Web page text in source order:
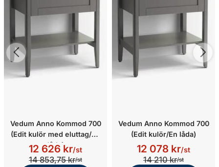
Vedum Anno Kommod 700
(Edit kulör med eluttag/En
låda)
12 626 kr/st
14 853,75 kr/st
Vedum Anno Kommod 700
(Edit kulör/En låda)
12 078 kr/st
14 210 kr/st